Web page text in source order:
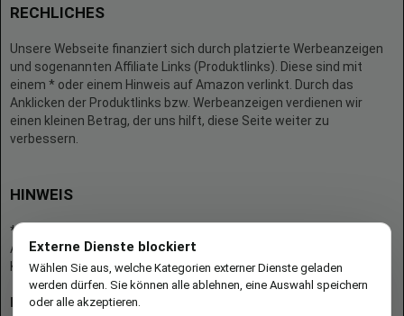
RECHLICHES
Unsere Webseite finanziert sich durch platzierte Werbeanzeigen
und sogenannten Affiliate Links (Produktlinks). Diese sind mit
einem * oder einem Hinweis auf Amazon verlinkt. Durch das
Anklicken der Produktlinks bzw. Werbeanzeigen verdienen wir
einen kleinen Betrag, der uns hilft, diese Seite weiter zu
verbessern.
HINWEIS
* = Afilliate-Link (=Werbung)
Als Amazon-Partner verdient der Seitenbetreiber an qualifizierten
Käufen.
Hinweis zu Preisen und Verfügbarkeiten
Externe Dienste blockiert
Wählen Sie aus, welche Kategorien externer Dienste geladen
werden dürfen. Sie können alle ablehnen, eine Auswahl speichern
oder alle akzeptieren.